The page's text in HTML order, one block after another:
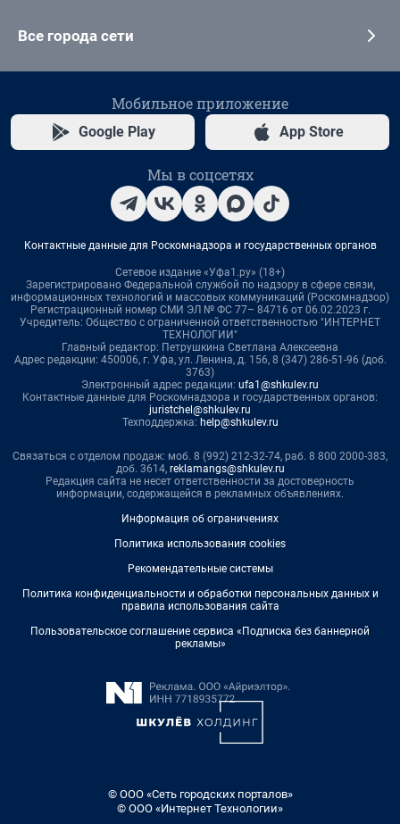
Все города сети
Мобильное приложение
Google Play App Store
Мы в соцсетях
Контактные данные для Роскомнадзора и государственных органов
Сетевое издание «Уфа1.ру» (18+)
Зарегистрировано Федеральной службой по надзору в сфере связи,
информационных технологий и массовых коммуникаций (Роскомнадзор)
Регистрационный номер СМИ ЭЛ № ФС 77– 84716 от 06.02.2023 г.
Учредитель: Общество с ограниченной ответственностью "ИНТЕРНЕТ
ТЕХНОЛОГИИ"
Главный редактор: Петрушкина Светлана Алексеевна
Адрес редакции: 450006, г. Уфа, ул. Ленина, д. 156, 8 (347) 286-51-96 (доб.
3763)
Электронный адрес редакции: ufa1@shkulev.ru
Контактные данные для Роскомнадзора и государственных органов:
juristchel@shkulev.ru
Техподдержка: help@shkulev.ru
Связаться с отделом продаж: моб. 8 (992) 212-32-74, раб. 8 800 2000-383,
доб. 3614, reklamangs@shkulev.ru
Редакция сайта не несет ответственности за достоверность
информации, содержащейся в рекламных объявлениях.
Информация об ограничениях
Политика использования cookies
Рекомендательные системы
Политика конфиденциальности и обработки персональных данных и
правила использования сайта
Пользовательское соглашение сервиса «Подписка без баннерной
рекламы»
© ООО «Сеть городских порталов»
© ООО «Интернет Технологии»